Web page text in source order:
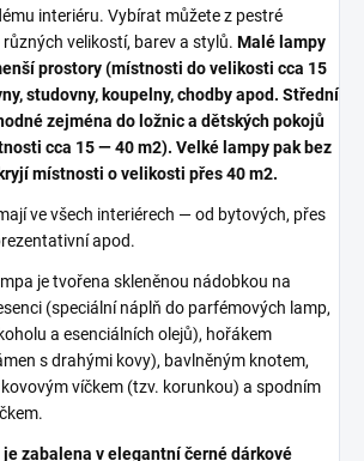
interiéru. Vybírat můžete z pestré
velikostí, barev a stylů. Malé lampy
prostory (místnosti do velikosti cca 15
studovny, koupelny, chodby apod. Střední
zejména do ložnic a dětských pokojů
cca 15 — 40 m2). Velké lampy pak bez
místnosti o velikosti přes 40 m2.
ve všech interiérech — od bytových, přes
apod.
je tvořena skleněnou nádobkou na
(speciální náplň do parfémových lamp,
a esenciálních olejů), hořákem
s drahými kovy), bavlněným knotem,
víčkem (tzv. korunkou) a spodním
zabalena v elegantní černé dárkové